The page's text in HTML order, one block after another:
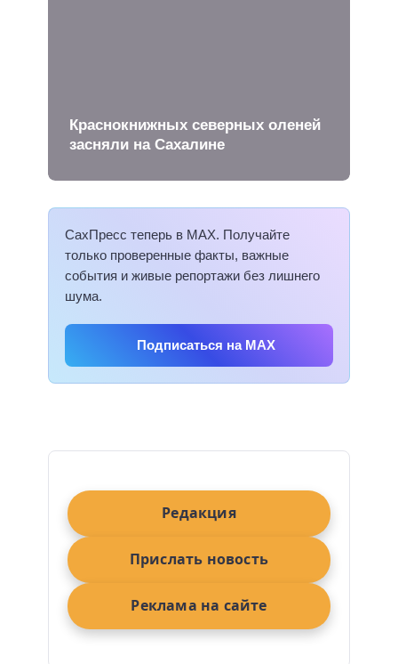
Краснокнижных северных оленей
засняли на Сахалине
СахПресс теперь в MAX. Получайте
только проверенные факты, важные
события и живые репортажи без лишнего
шума.
Подписаться на MAX
Редакция
Прислать новость
Реклама на сайте